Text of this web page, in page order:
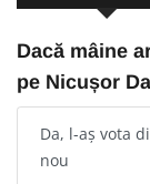
Dacă mâine
pe Nicușor
Da, l-aș vota
nou